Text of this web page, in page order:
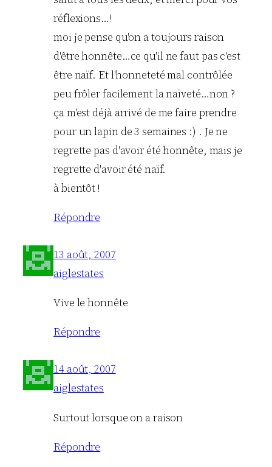
réflexions…!
moi je pense qu'on a toujours raison
d'être honnête…ce qu'il ne faut pas c'est
être naïf. Et l'honneteté mal contrôlée
peu frôler facilement la naïveté…non ?
ça m'est déjà arrivé de me faire prendre
pour un lapin de 3 semaines :) . Je ne
regrette pas d'avoir été honnête, mais je
regrette d'avoir été naïf.
à bientôt !
Répondre
13 août, 2007
aiglestates
Vive le honnête
Répondre
14 août, 2007
aiglestates
Surtout lorsque on a raison
Répondre